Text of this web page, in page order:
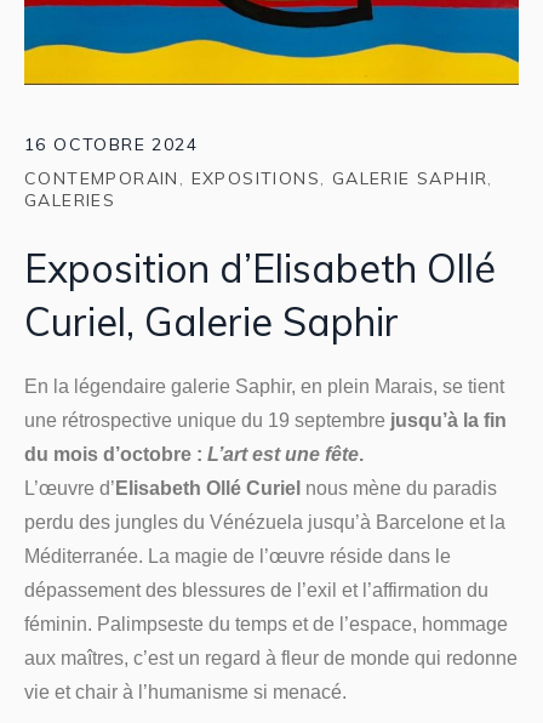
16 OCTOBRE 2024
CONTEMPORAIN , EXPOSITIONS, GALERIE SAPHIR,
GALERIES
Exposition d’Elisabeth Ollé
Curiel, Galerie Saphir
En la légendaire galerie Saphir, en plein Marais, se tient
une rétrospective unique du 19 septembre jusqu’à la fin
du mois d’octobre : L’art est une fête.
L’œuvre d’ Elisabeth Ollé Curiel nous mène du paradis
perdu des jungles du Vénézuela jusqu’à Barcelone et la
Méditerranée. La magie de l’œuvre réside dans le
dépassement des blessures de l’exil et l’affirmation du
féminin. Palimpseste du temps et de l’espace, hommage
aux maîtres, c’est un regard à fleur de monde qui redonne
vie et chair à l’humanisme si menacé.